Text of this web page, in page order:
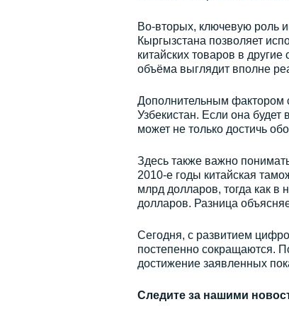
Во-вторых, ключевую роль
Кыргызстана позволяет
китайских товаров в
объёма выглядит вполне
Дополнительным фактором
Узбекистан. Если она
может не только достичь
Здесь также важно
2010-е годы китайская
млрд долларов, тогда как в
долларов. Разница
Сегодня, с развитием
постепенно сокращаются.
достижение заявленных
Следите за нашими